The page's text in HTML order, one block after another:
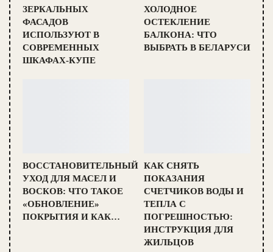
ЗЕРКАЛЬНЫХ
ФАСАДОВ
ИСПОЛЬЗУЮТ В
СОВРЕМЕННЫХ
ШКАФАХ-КУПЕ
ХОЛОДНОЕ
ОСТЕКЛЕНИЕ
БАЛКОНА: ЧТО
ВЫБРАТЬ В БЕЛАРУСИ
ВОССТАНОВИТЕЛЬНЫЙ
УХОД ДЛЯ МАСЕЛ И
ВОСКОВ: ЧТО ТАКОЕ
«ОБНОВЛЕНИЕ»
ПОКРЫТИЯ И КАК…
КАК СНЯТЬ
ПОКАЗАНИЯ
СЧЕТЧИКОВ ВОДЫ И
ТЕПЛА С
ПОГРЕШНОСТЬЮ:
ИНСТРУКЦИЯ ДЛЯ
ЖИЛЬЦОВ